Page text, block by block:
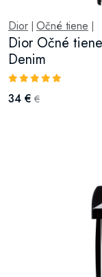
Dior Očné tiene
Dior Očné
Denim
34 € €